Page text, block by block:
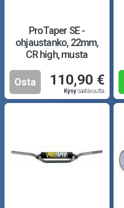
ProTaper SE -
ohjaustanko, 22mm,
CR high, musta
Osta 110,90 €
Kysysaatavuutta